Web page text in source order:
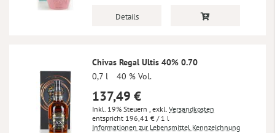
Details
Chivas Regal Ultis 40% 0.70
0,7 l
40 % Vol.
137,49 €
Inkl. 19% Steuern , exkl. Versandkosten
196,41 € / 1 l
Informationen zur Lebensmittel Kennzeichnung